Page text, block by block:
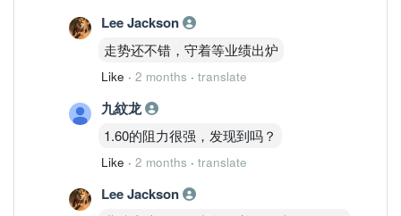
Lee Jackson
走势还不错，守着等业绩出炉
Like · 2 months · translate
九紋龙
1.60的阻力很强，发现到吗？
Like · 2 months · translate
Lee Jackson